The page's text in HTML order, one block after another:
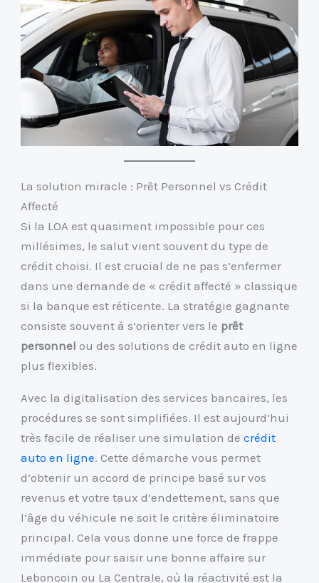
La solution miracle : Prêt Personnel vs Crédit
Affecté
Si la LOA est quasiment impossible pour ces
millésimes, le salut vient souvent du type de
crédit choisi. Il est crucial de ne pas s’enfermer
dans une demande de « crédit affecté » classique
si la banque est réticente. La stratégie gagnante
consiste souvent à s’orienter vers le prêt
personnel ou des solutions de crédit auto en ligne
plus flexibles.
Avec la digitalisation des services bancaires, les
procédures se sont simplifiées. Il est aujourd’hui
très facile de réaliser une simulation decrédit
auto en ligne. Cette démarche vous permet
d’obtenir un accord de principe basé sur vos
revenus et votre taux d’endettement, sans que
l’âge du véhicule ne soit le critère éliminatoire
principal. Cela vous donne une force de frappe
immédiate pour saisir une bonne affaire sur
Leboncoin ou La Centrale, où la réactivité est la